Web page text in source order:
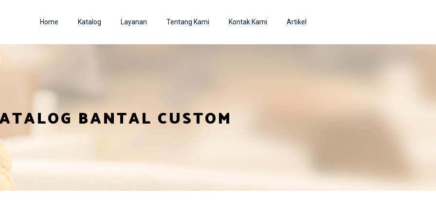
Home Katalog Layanan Tentang Kami Kontak Kami Artikel
BANTAL CUSTOM